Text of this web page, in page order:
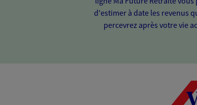
d'estimer à date les revenus
percevrez après votre vie